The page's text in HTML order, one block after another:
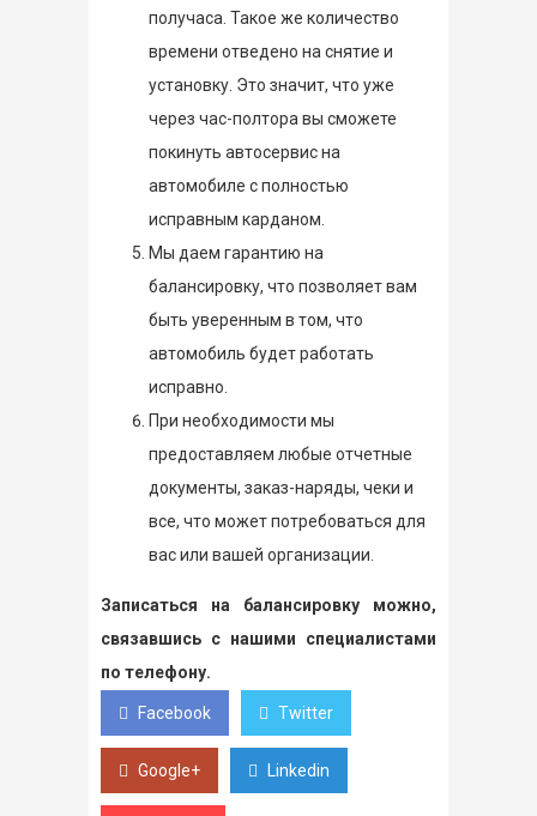
получаса. Такое же количество
времени отведено на снятие и
установку. Это значит, что уже
через час-полтора вы сможете
покинуть автосервис на
автомобиле с полностью
исправным карданом.
Мы даем гарантию на
балансировку, что позволяет вам
быть уверенным в том, что
автомобиль будет работать
исправно.
При необходимости мы
предоставляем любые отчетные
документы, заказ-наряды, чеки и
все, что может потребоваться для
вас или вашей организации.
Записаться на балансировку можно,
связавшись с нашими специалистами
по телефону.
Facebook Twitter
Google+ Linkedin